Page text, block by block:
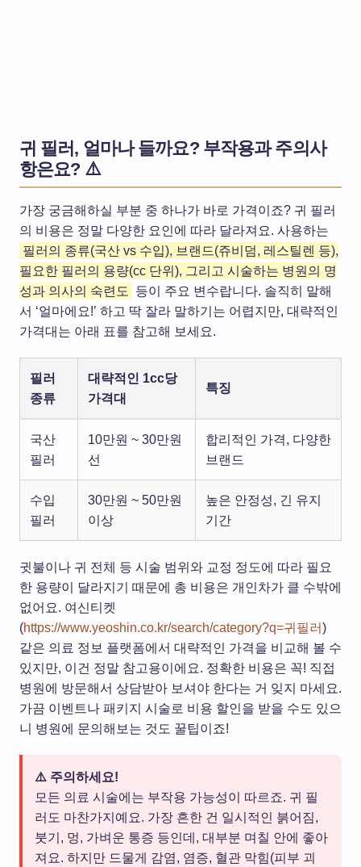
귀 필러, 얼마나 들까요? 부작용과 주의사
항은요? ⚠️
가장 궁금해하실 부분 중 하나가 바로 가격이죠? 귀 필러
의 비용은 정말 다양한 요인에 따라 달라져요. 사용하는
필러의 종류(국산 vs 수입), 브랜드(쥬비덤, 레스틸렌 등),
필요한 필러의 용량(cc 단위), 그리고 시술하는 병원의 명
성과 의사의 숙련도
등이 주요 변수랍니다. 솔직히 말해
서 ‘얼마에요!’ 하고 딱 잘라 말하기는 어렵지만, 대략적인
가격대는 아래 표를 참고해 보세요.
필러
종류
대략적인 1cc당
가격대
특징
국산
필러
10만원 ~ 30만원
선
합리적인 가격, 다양한
브랜드
수입
필러
30만원 ~ 50만원
이상
높은 안정성, 긴 유지
기간
귓불이나 귀 전체 등 시술 범위와 교정 정도에 따라 필요
한 용량이 달라지기 때문에 총 비용은 개인차가 클 수밖에
없어요. 여신티켓
(https://www.yeoshin.co.kr/search/category?q=귀필러)
같은 의료 정보 플랫폼에서 대략적인 가격을 비교해 볼 수
있지만, 이건 정말 참고용이에요. 정확한 비용은 꼭! 직접
병원에 방문해서 상담받아 보셔야 한다는 거 잊지 마세요.
가끔 이벤트나 패키지 시술로 비용 할인을 받을 수도 있으
니 병원에 문의해보는 것도 꿀팁이죠!
⚠️ 주의하세요!
모든 의료 시술에는 부작용 가능성이 따르죠. 귀 필
러도 마찬가지예요. 가장 흔한 건 일시적인 붉어짐,
붓기, 멍, 가벼운 통증 등인데, 대부분 며칠 안에 좋아
져요. 하지만 드물게 감염, 염증, 혈관 막힘(피부 괴